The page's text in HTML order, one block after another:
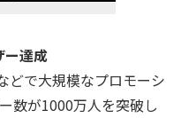
ー達成
どで大規模なプロモーシ
数が1000万人を突破し